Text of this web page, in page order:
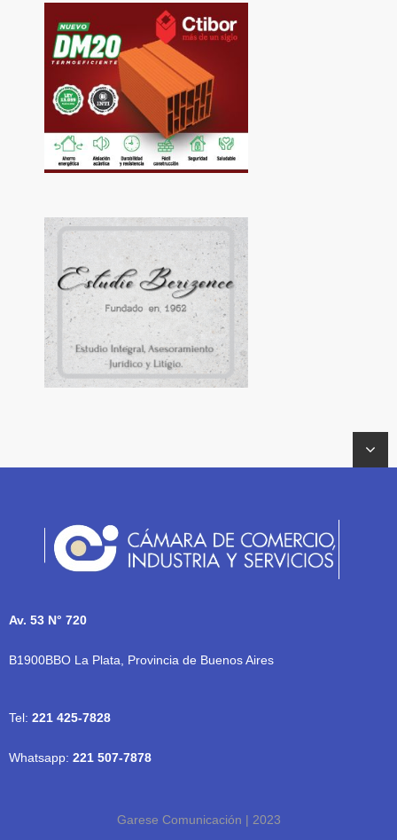
Av. 53 N° 720
B1900BBO La Plata, Provincia de Buenos Aires
Tel: 221 425-7828
Whatsapp: 221 507-7878
Garese Comunicación | 2023